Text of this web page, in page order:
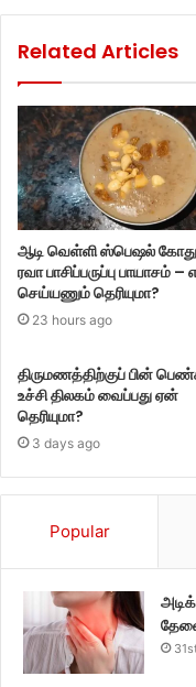
Related Articles
ஆடி வெள்ளி ஸ்பெஷல்
ரவா பாசிப்பருப்பு பாயாசம் –
செய்யணும் தெரியுமா?
23 hours ago
திருமணத்திற்குப் பின்
உச்சி திலகம் வைப்பது ஏன்
தெரியுமா?
3 days ago
Popular